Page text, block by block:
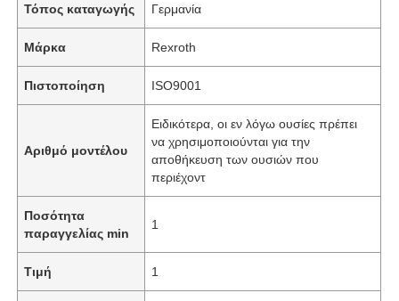
Τόπος καταγωγής Γερμανία
Μάρκα Rexroth
Πιστοποίηση ISO9001
Αριθμό μοντέλου
Ειδικότερα, οι εν λόγω ουσίες πρέπει
να χρησιμοποιούνται για την
αποθήκευση των ουσιών που
περιέχοντ
Ποσότητα
παραγγελίας min
1
Τιμή 1